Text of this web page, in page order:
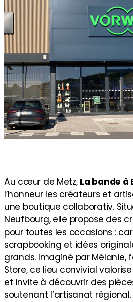
Au cœur de Metz, La bande à
l’honneur les créateurs et
une boutique collaborativ.
Neufbourg, elle propose des
pour toutes les occasions :
scrapbooking et idées
grands. Imaginé par Mélanie,
Store, ce lieu convivial
et invite à découvrir des
soutenant l’artisanat régional.